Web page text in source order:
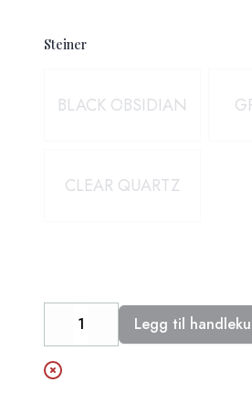
Steiner
BLACK OBSIDIAN
CLEAR QUARTZ
DecreaseIncreaseLegg til